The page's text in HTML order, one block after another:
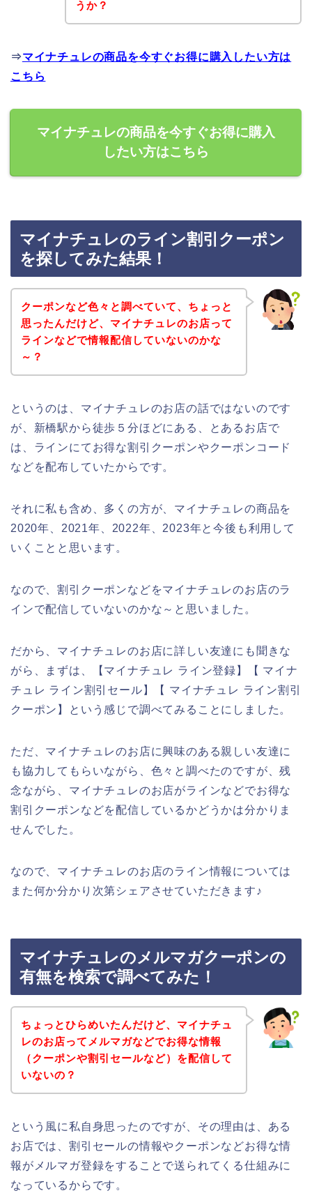
うか？
⇒マイナチュレの商品を今すぐお得に購入したい方は
こちら
マイナチュレの商品を今すぐお得に購入
したい方はこちら
マイナチュレのライン割引クーポン
を探してみた結果！
クーポンなど色々と調べていて、ちょっと
思ったんだけど、マイナチュレのお店って
ラインなどで情報配信していないのかな
～？
というのは、マイナチュレのお店の話ではないのです
が、新橋駅から徒歩５分ほどにある、とあるお店で
は、ラインにてお得な割引クーポンやクーポンコード
などを配布していたからです。
それに私も含め、多くの方が、マイナチュレの商品を
2020年、2021年、2022年、2023年と今後も利用して
いくことと思います。
なので、割引クーポンなどをマイナチュレのお店のラ
インで配信していないのかな～と思いました。
だから、マイナチュレのお店に詳しい友達にも聞きな
がら、まずは、【マイナチュレ ライン登録】【 マイナ
チュレ ライン割引セール】【 マイナチュレ ライン割引
クーポン】という感じで調べてみることにしました。
ただ、マイナチュレのお店に興味のある親しい友達に
も協力してもらいながら、色々と調べたのですが、残
念ながら、マイナチュレのお店がラインなどでお得な
割引クーポンなどを配信しているかどうかは分かりま
せんでした。
なので、マイナチュレのお店のライン情報については
また何か分かり次第シェアさせていただきます♪
マイナチュレのメルマガクーポンの
有無を検索で調べてみた！
ちょっとひらめいたんだけど、マイナチュ
レのお店ってメルマガなどでお得な情報
（クーポンや割引セールなど）を配信して
いないの？
という風に私自身思ったのですが、その理由は、ある
お店では、割引セールの情報やクーポンなどお得な情
報がメルマガ登録をすることで送られてくる仕組みに
なっているからです。